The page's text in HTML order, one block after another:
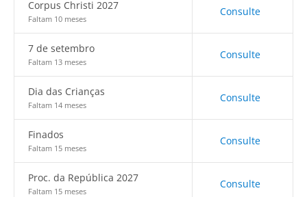
Corpus Christi 2027
Faltam 10 meses
Consulte
7 de setembro
Faltam 13 meses
Consulte
Dia das Crianças
Faltam 14 meses
Consulte
Finados
Faltam 15 meses
Consulte
Proc. da República 2027
Faltam 15 meses
Consulte